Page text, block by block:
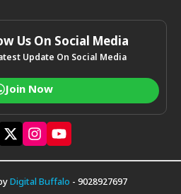
Us On Social Media
Update On Social Media
Join Now
Digital Buffalo - 9028927697